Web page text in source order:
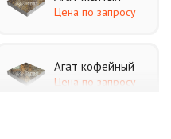
Цена по запросу
Агат кофейный
Цена по запросу